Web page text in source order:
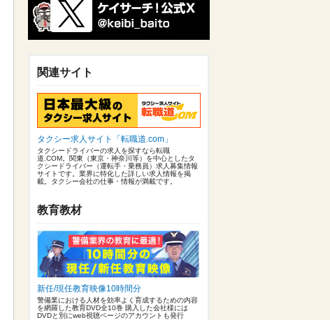
関連サイト
タクシー求人サイト「転職道.com」
タクシードライバーの求人を探すなら転職
道.COM。関東（東京・神奈川等）を中心としたタ
クシードライバー（運転手・乗務員）求人募集情報
サイトです。業界に特化した詳しい求人情報を掲
載。タクシー会社の仕事・情報が満載です。
教育教材
新任/現任教育映像10時間分
警備業における人材を効率よく育成するための内容
を網羅した教育DVD全10巻 購入した会社様には
DVDと別にweb視聴ページのアカウントも発行